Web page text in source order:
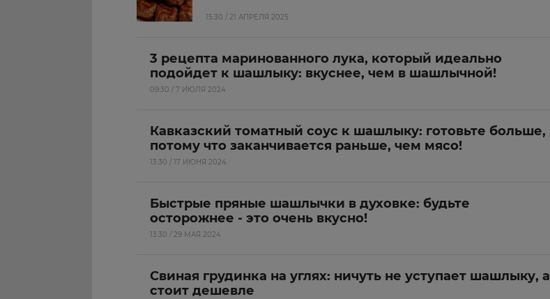
15:30 / 21 АПРЕЛЯ 2025
3 рецепта маринованного лука, который идеально
подойдет к шашлыку: вкуснее, чем в шашлычной!
09:30 / 7 ИЮЛЯ 2024
Кавказский томатный соус к шашлыку: готовьте больше,
потому что заканчивается раньше, чем мясо!
13:30 / 17 ИЮНЯ 2024
Быстрые пряные шашлычки в духовке: будьте
осторожнее - это очень вкусно!
13:30 / 29 МАЯ 2024
Свиная грудинка на углях: ничуть не уступает шашлыку, а
стоит дешевле